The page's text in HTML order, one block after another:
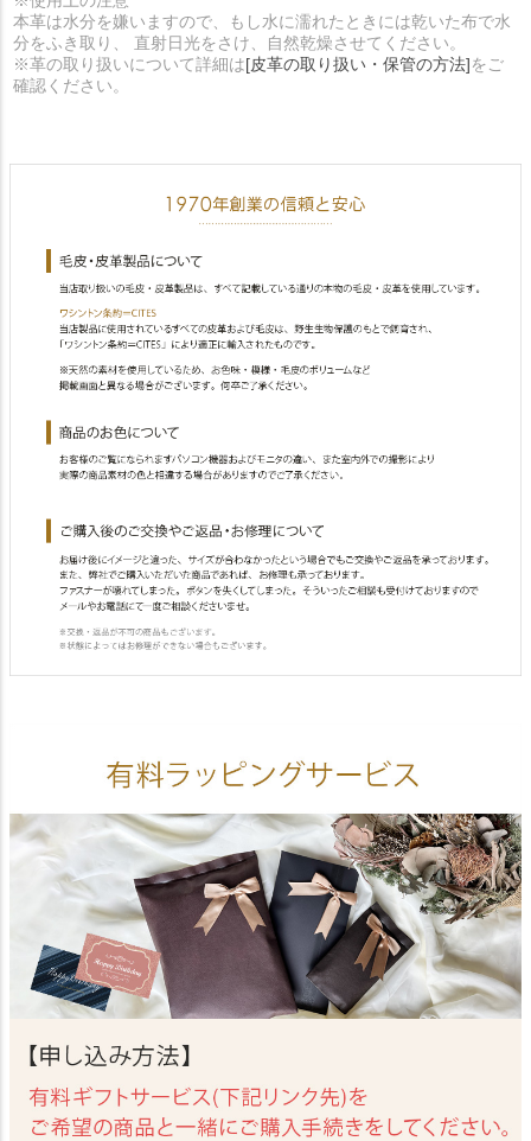
本革は水分を嫌いますので、もし水に濡れたときには乾いた布で水
分をふき取り、 直射日光をさけ、自然乾燥させてください。
※革の取り扱いについて詳細は[皮革の取り扱い・保管の方法]をご
確認ください。